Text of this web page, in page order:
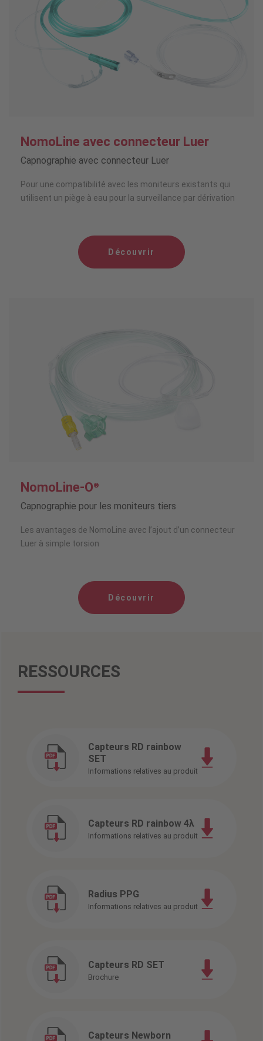
NomoLine avec connecteur Luer
Capnographie avec connecteur Luer
Pour une compatibilité avec les moniteurs existants qui
utilisent un piège à eau pour la surveillance par dérivation
Découvrir
NomoLine-O®
Capnographie pour les moniteurs tiers
Les avantages de NomoLine avec l’ajout d’un connecteur
Luer à simple torsion
Découvrir
RESSOURCES
Capteurs RD rainbow
SET
Informations relatives au produit
Capteurs RD rainbow 4λ
Informations relatives au produit
Radius PPG
Informations relatives au produit
Capteurs RD SET
Brochure
Capteurs Newborn